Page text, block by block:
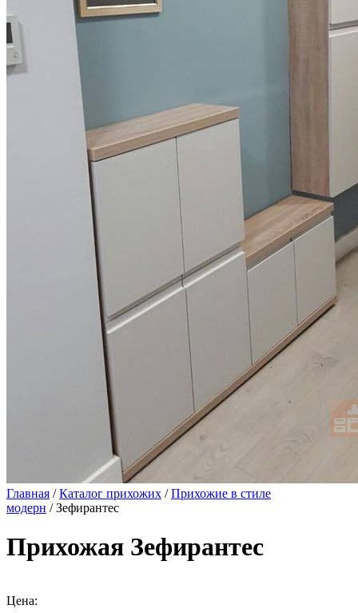
Главная /Каталог прихожих /Прихожие в стиле
модерн / Зефирантес
Прихожая Зефирантес
Цена: